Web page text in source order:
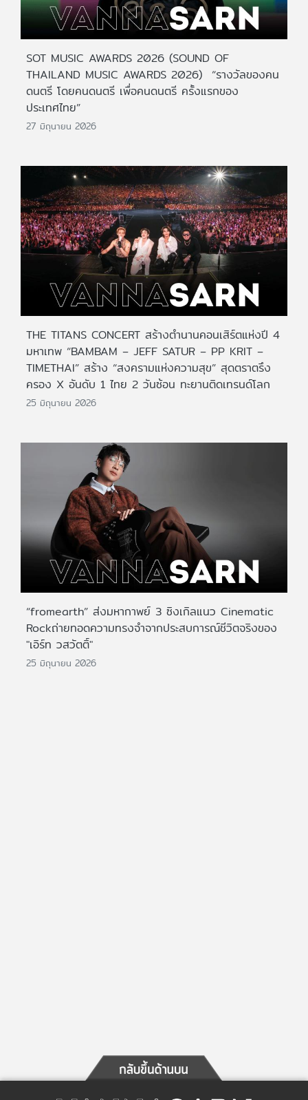
SOT MUSIC AWARDS 2026 (SOUND OF
THAILAND MUSIC AWARDS 2026) “รางวัลของคน
ดนตรี โดยคนดนตรี เพื่อคนดนตรี ครั้งแรกของ
ประเทศไทย”
27 มิถุนายน 2026
THE TITANS CONCERT สร้างตำนานคอนเสิร์ตแห่งปี 4
มหาเทพ “BAMBAM – JEFF SATUR – PP KRIT –
TIMETHAI” สร้าง “สงครามแห่งความสุข” สุดตราตรึง
ครอง X อันดับ 1 ไทย 2 วันซ้อน ทะยานติดเทรนด์โลก
25 มิถุนายน 2026
“fromearth” ส่งมหากาพย์ 3 ซิงเกิลแนว Cinematic
Rockถ่ายทอดความทรงจำจากประสบการณ์ชีวิตจริงของ
"เอิร์ท วสวัตติ์"
25 มิถุนายน 2026